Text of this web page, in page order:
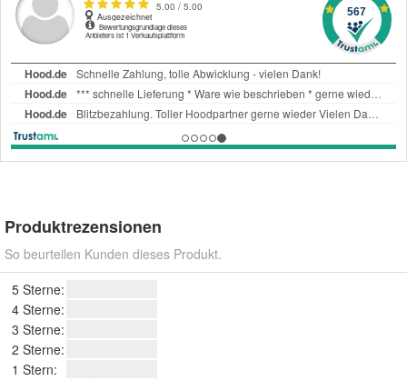
Produktrezensionen
So beurteilen Kunden dieses Produkt.
5 Sterne:
4 Sterne:
3 Sterne:
2 Sterne:
1 Stern: